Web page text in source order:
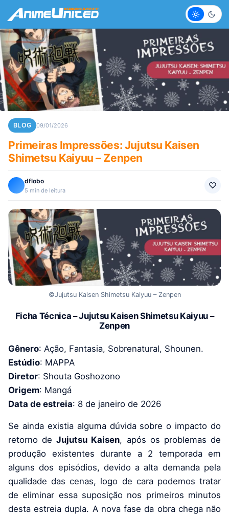
Claro
BLOG 09/01/2026
Primeiras Impressões: Jujutsu Kaisen
Shimetsu Kaiyuu – Zenpen
dflobo
5 min de leitura
©Jujutsu Kaisen Shimetsu Kaiyuu – Zenpen
Ficha Técnica – Jujutsu Kaisen Shimetsu Kaiyuu –
Zenpen
Gênero: Ação, Fantasia, Sobrenatural, Shounen.
Estúdio: MAPPA
Diretor: Shouta Goshozono
Origem: Mangá
Data de estreia: 8 de janeiro de 2026
Se ainda existia alguma dúvida sobre o impacto do
retorno deJujutsu Kaisen, após os problemas de
produção existentes durante a 2 temporada em
alguns dos episódios, devido a alta demanda pela
qualidade das cenas, logo de cara podemos tratar
de eliminar essa suposição nos primeiros minutos
desta estreia dupla. A nova fase da obra chega não